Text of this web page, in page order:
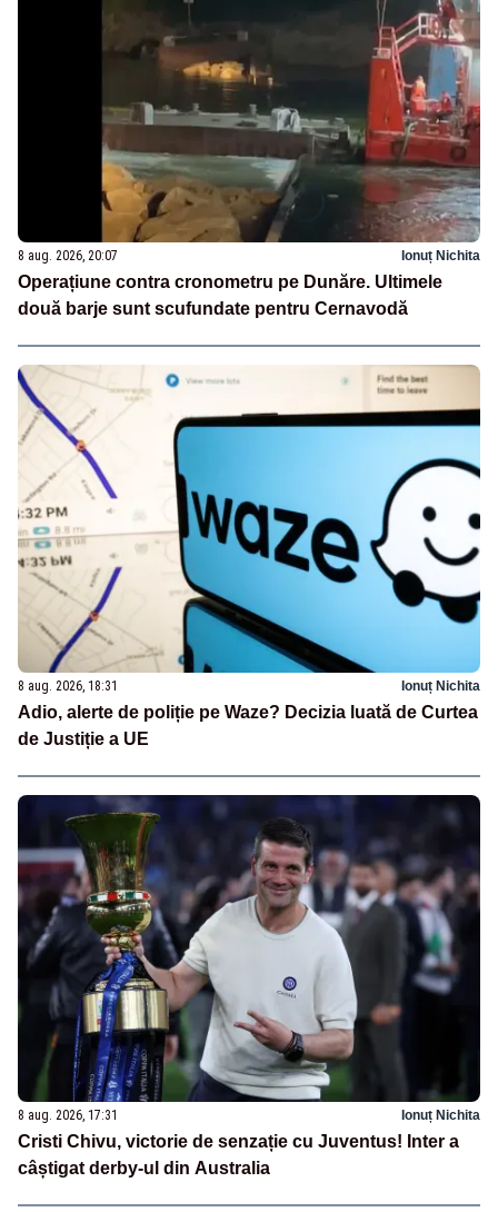
8 aug. 2026, 20:07 Ionuț Nichita
Operațiune contra cronometru pe Dunăre. Ultimele
două barje sunt scufundate pentru Cernavodă
8 aug. 2026, 18:31 Ionuț Nichita
Adio, alerte de poliție pe Waze? Decizia luată de Curtea
de Justiție a UE
8 aug. 2026, 17:31 Ionuț Nichita
Cristi Chivu, victorie de senzație cu Juventus! Inter a
câștigat derby-ul din Australia